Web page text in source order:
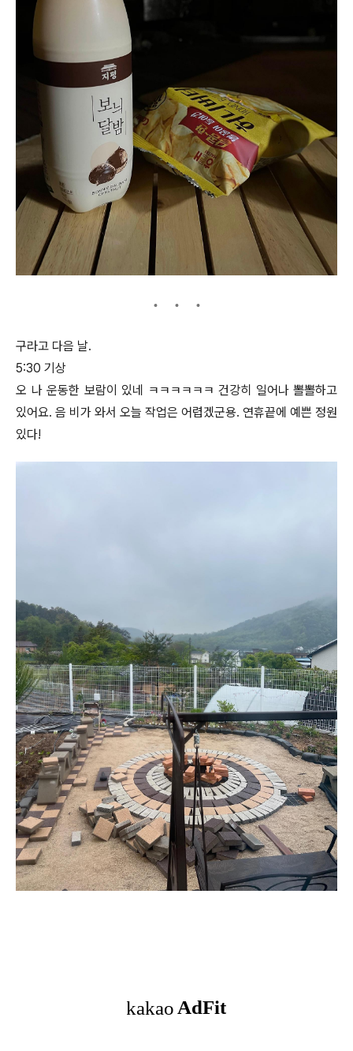
구라고 다음 날.
5:30 기상
오 나 운동한 보람이 있네 ㅋㅋㅋㅋㅋㅋ 건강히 일어나 뽈뽈하고
있어요. 음 비가 와서 오늘 작업은 어렵겠군용. 연휴끝에 예쁜 정원
있다!